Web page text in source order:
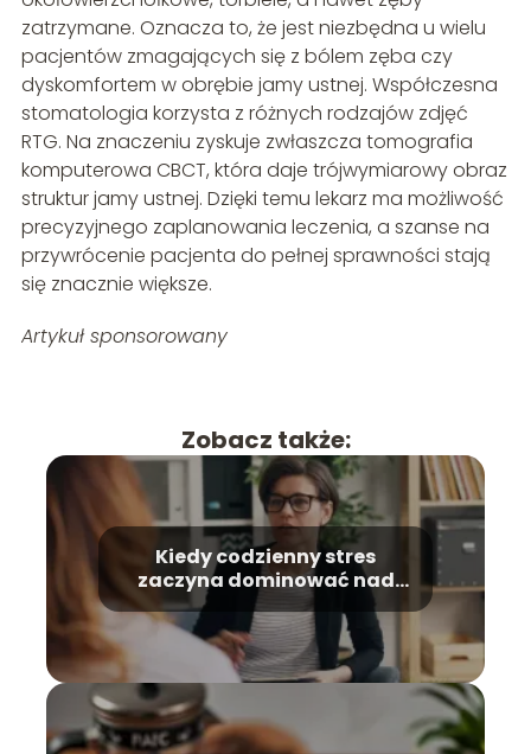
zatrzymane. Oznacza to, że jest niezbędna u wielu
pacjentów zmagających się z bólem zęba czy
dyskomfortem w obrębie jamy ustnej. Współczesna
stomatologia korzysta z różnych rodzajów zdjęć
RTG. Na znaczeniu zyskuje zwłaszcza tomografia
komputerowa CBCT, która daje trójwymiarowy obraz
struktur jamy ustnej. Dzięki temu lekarz ma możliwość
precyzyjnego zaplanowania leczenia, a szanse na
przywrócenie pacjenta do pełnej sprawności stają
się znacznie większe.
Artykuł sponsorowany
Zobacz także:
Kiedy codzienny stres
zaczyna dominować nad
życiem i jak poznać moment,
w którym warto poprosić o
wsparcie?